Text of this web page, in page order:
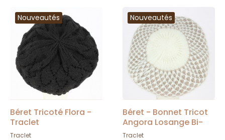
Nouveautés
Béret Tricoté Flora -
Traclet
Traclet
Nouveautés
Béret - Bonnet Tricot
Angora Losange Bi-
couleur - Traclet
Traclet